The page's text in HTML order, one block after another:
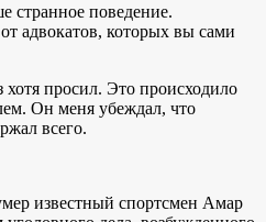
странное поведение.
адвокатов, которых вы сами
хотя просил. Это происходило
Он меня убеждал, что
всего.
известный спортсмен Амар